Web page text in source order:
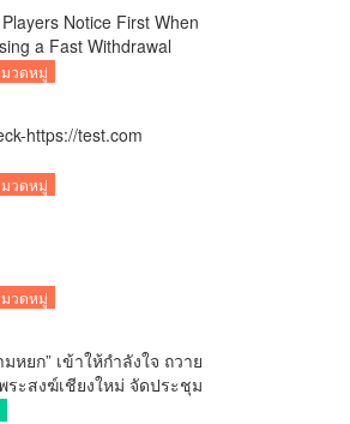
Notice First When
a Fast Withdrawal
UK
วดหมู่
https://test.com
วดหมู่
วดหมู่
มหยก” เข้าให้กำลังใจ ถวาย
ระสงฆ์เชียงใหม่ จัดประชุม
รายรับรายจ่ายของวัด กว่า